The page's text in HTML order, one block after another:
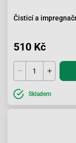
Čisticí a
510 Kč
Skladem